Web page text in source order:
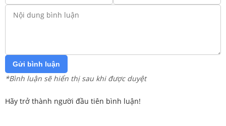
Gửi bình luận
*Bình luận sẽ hiển thị sau khi được duyệt
Hãy trở thành người đầu tiên bình luận!